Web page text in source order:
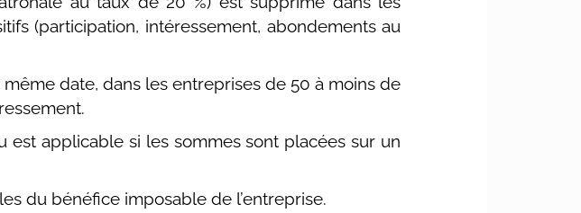
(participation, intéressement, abondements au
date, dans les entreprises de 50 à moins de
est applicable si les sommes sont placées sur un
du bénéfice imposable de l’entreprise.